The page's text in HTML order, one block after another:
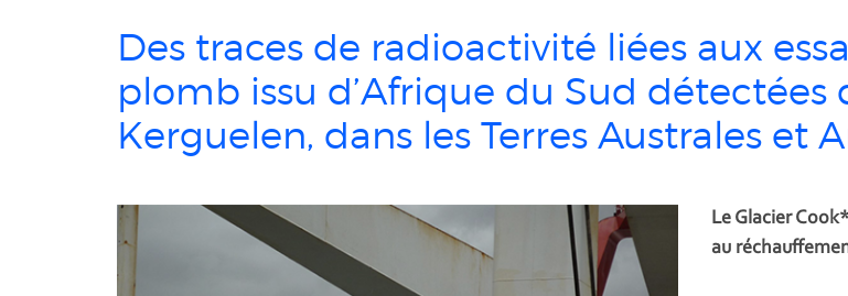
Des traces de radioactivité liées aux
plomb issu d’Afrique du Sud détectées
Kerguelen, dans les Terres Australes et
Le Glacier
au